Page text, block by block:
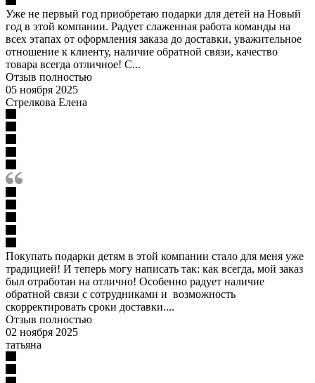
Уже не первый год приобретаю подарки для детей на Новый
год в этой компании. Радует слаженная работа команды на
всех этапах от оформления заказа до доставки, уважительное
отношение к клиенту, наличие обратной связи, качество
товара всегда отличное! С...
Отзыв полностью
05 ноября 2025
Стрелкова Елена
Покупать подарки детям в этой компании стало для меня уже
традицией! И теперь могу написать так: как всегда, мой заказ
был отработан на отлично! Особенно радует наличие
обратной связи с сотрудниками и возможность
скорректировать сроки доставки....
Отзыв полностью
02 ноября 2025
татьяна